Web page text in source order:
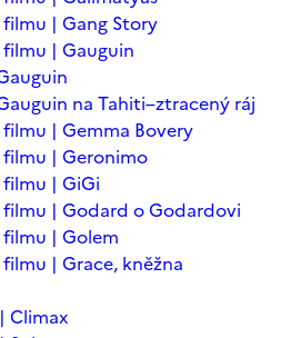
| Gang Story
| Gauguin
na Tahiti–ztracený ráj
| Gemma Bovery
| Geronimo
| GiGi
| Godard o Godardovi
| Golem
| Grace, kněžna
Climax